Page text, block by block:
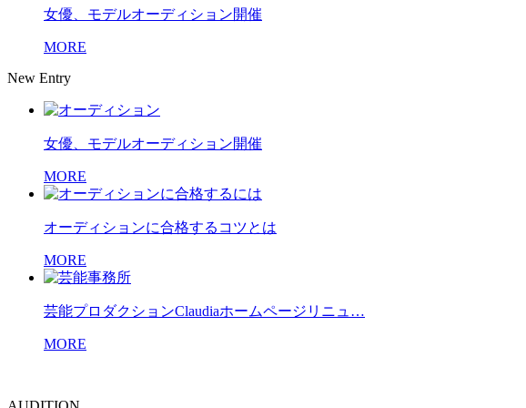
女優、モデルオーディション開催
MORE
New Entry
女優、モデルオーディション開催
MORE
オーディションに合格するコツとは
MORE
芸能プロダクションClaudiaホームページリニュ…
MORE